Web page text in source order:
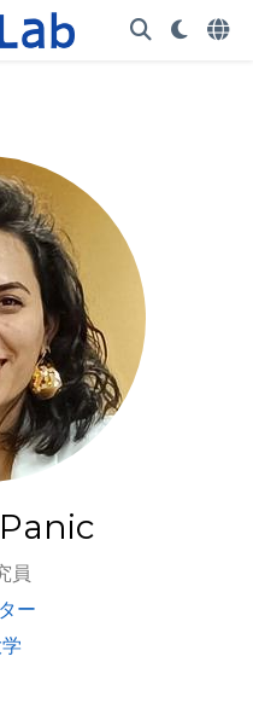
員
ー